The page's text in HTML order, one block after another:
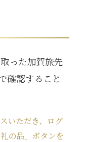
った加賀旅先
確認すること
いただき、ログ
の品」ボタンを